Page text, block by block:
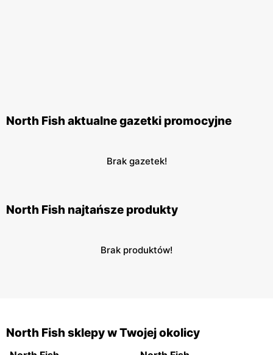
North Fish aktualne gazetki promocyjne
Brak gazetek!
North Fish najtańsze produkty
Brak produktów!
North Fish sklepy w Twojej okolicy